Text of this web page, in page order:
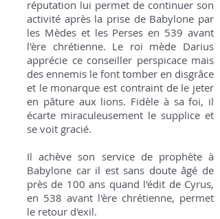
réputation lui permet de continuer son
activité après la prise de Babylone par
les Mèdes et les Perses en 539 avant
l'ère chrétienne. Le roi mède Darius
apprécie ce conseiller perspicace mais
des ennemis le font tomber en disgrâce
et le monarque est contraint de le jeter
en pâture aux lions. Fidèle à sa foi, il
écarte miraculeusement le supplice et
se voit gracié.
Il achève son service de prophète à
Babylone car il est sans doute âgé de
près de 100 ans quand l'édit de Cyrus,
en 538 avant l'ère chrétienne, permet
le retour d'exil.